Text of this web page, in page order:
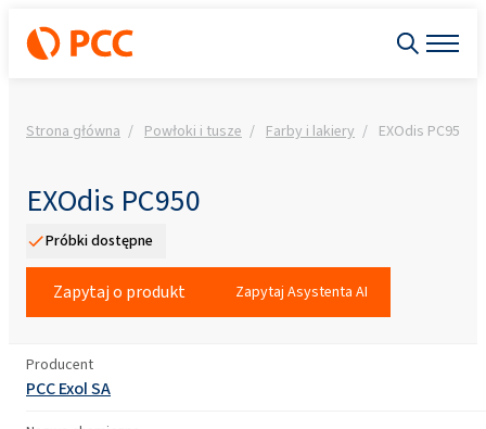
Strona główna Powłoki i tusze Farby i lakiery EXOdis PC950
EXOdis PC950
Próbki dostępne
Zapytaj o produkt Zapytaj Asystenta AI
Producent
PCC Exol SA